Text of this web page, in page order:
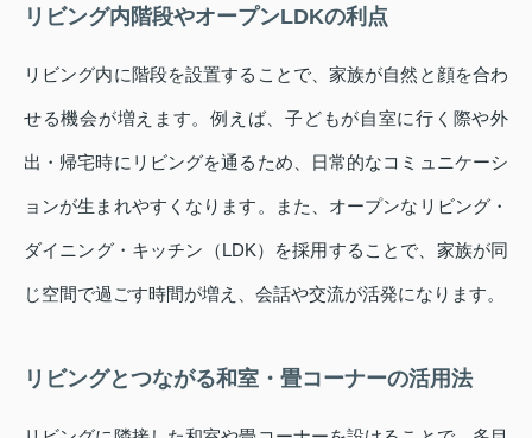
リビング内階段やオープンLDKの利点
リビング内に階段を設置することで、家族が自然と顔を合わ
せる機会が増えます。例えば、子どもが自室に行く際や外
出・帰宅時にリビングを通るため、日常的なコミュニケーシ
ョンが生まれやすくなります。また、オープンなリビング・
ダイニング・キッチン（LDK）を採用することで、家族が同
じ空間で過ごす時間が増え、会話や交流が活発になります。
リビングとつながる和室・畳コーナーの活用法